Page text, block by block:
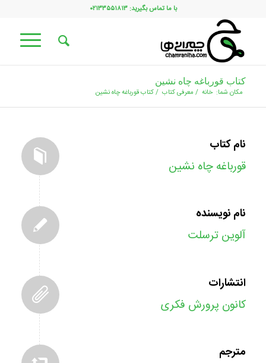
با ما تماس بگیرید: ۰۲۱۳۳۵۵۱۸۱۳
کتاب قورباغه چاه نشین
مکان شما: خانه / معرفی کتاب /کتاب قورباغه چاه نشین
نام کتاب
قورباغه چاه نشین
نام نویسنده
آلوین ترسلت
انتشارات
کانون پرورش فکری
مترجم